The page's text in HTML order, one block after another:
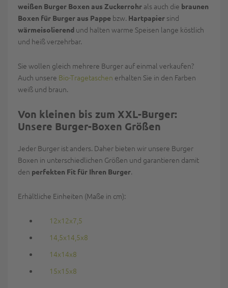
weißen Burger Boxen aus Zuckerrohr als auch die braunen
Boxen für Burger aus Pappe bzw. Hartpapier sind
wärmeisolierend und halten warme Speisen lange köstlich
und heiß verzehrbar.
Sie wollen gleich mehrere Burger auf einmal verkaufen?
Auch unsere Bio-Tragetaschen erhalten Sie in den Farben
weiß und braun.
Von kleinen bis zum XXL-Burger:
Unsere Burger-Boxen Größen
Jeder Burger ist anders. Daher bieten wir unsere Burger
Boxen in unterschiedlichen Größen und garantieren damit
den perfekten Fit für Ihren Burger.
Erhältliche Einheiten (Maße in cm):
12x12x7,5
14,5x14,5x8
14x14x8
15x15x8